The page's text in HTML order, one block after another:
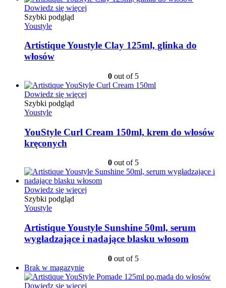
Dowiedz się więcej
Szybki podgląd
Youstyle
Artistique Youstyle Clay 125ml, glinka do
włosów
0out of 5
Dowiedz się więcej
Szybki podgląd
Youstyle
YouStyle Curl Cream 150ml, krem do włosów
kręconych
0out of 5
Dowiedz się więcej
Szybki podgląd
Youstyle
Artistique Youstyle Sunshine 50ml, serum
wygładzające i nadające blasku włosom
0out of 5
Brak w magazynie
Dowiedz się więcej